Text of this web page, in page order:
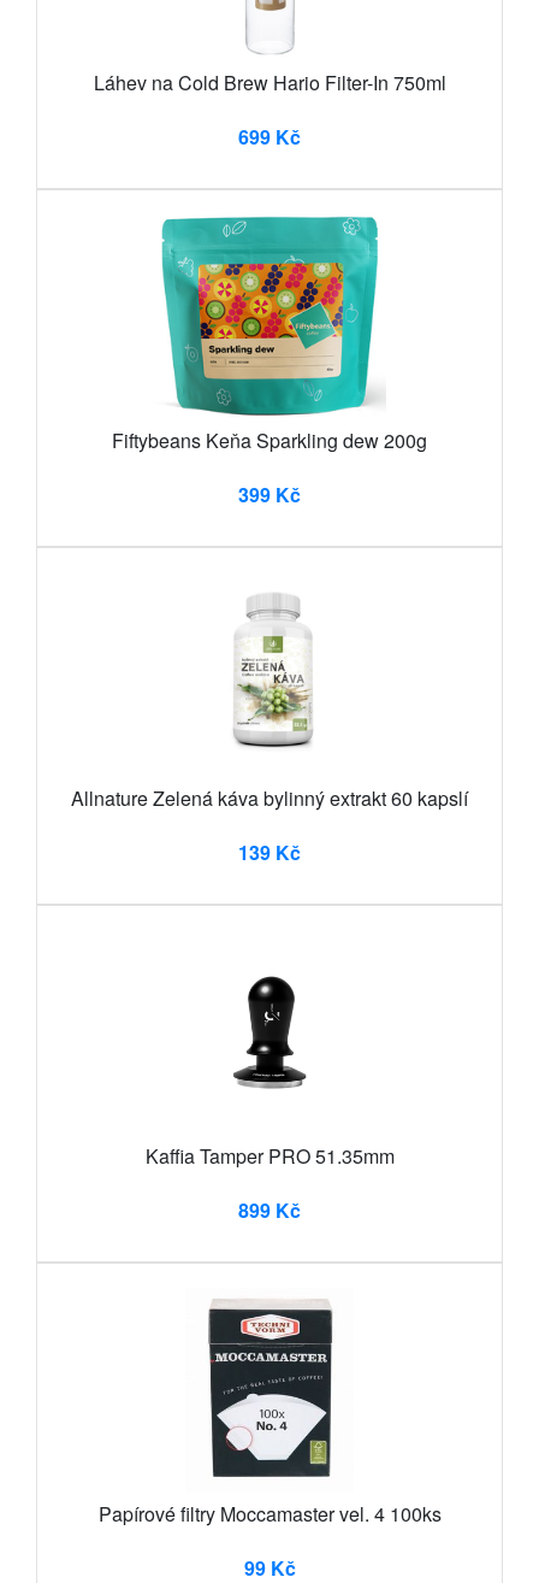
Láhev na Cold Brew Hario Filter-In 750ml
699 Kč
Fiftybeans Keňa Sparkling dew 200g
399 Kč
Allnature Zelená káva bylinný extrakt 60 kapslí
139 Kč
Kaffia Tamper PRO 51.35mm
899 Kč
Papírové filtry Moccamaster vel. 4 100ks
99 Kč